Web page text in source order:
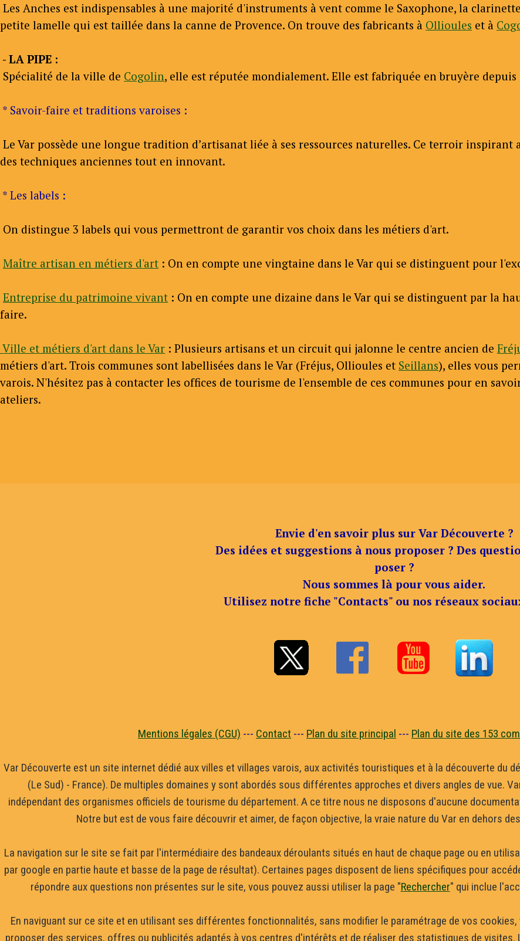
Les Anches est indispensables à une majorité d'instruments à vent comme le Saxophone, la
petite lamelle qui est taillée dans la canne de Provence. On trouve des fabricants à Ollioules et à
- LA PIPE :
Spécialité de la ville de Cogolin, elle est réputée mondialement. Elle est fabriquée en bruyère depuis
* Savoir-faire et traditions varoises :
Le Var possède une longue tradition d’artisanat liée à ses ressources naturelles. Ce terroir
des techniques anciennes tout en innovant.
* Les labels :
On distingue 3 labels qui vous permettront de garantir vos choix dans les métiers d'art.
Maître artisan en métiers d'art : On en compte une vingtaine dans le Var qui se distinguent pour
Entreprise du patrimoine vivant : On en compte une dizaine dans le Var qui se distinguent par la
faire.
Ville et métiers d'art dans le Var : Plusieurs artisans et un circuit qui jalonne le centre ancien de
métiers d'art. Trois communes sont labellisées dans le Var (Fréjus, Ollioules et Seillans), elles vous
varois. N'hésitez pas à contacter les offices de tourisme de l'ensemble de ces communes pour en
ateliers.
Envie d'en savoir plus sur Var Découverte ?
Des idées et suggestions à nous proposer ? Des
poser ?
Nous sommes là pour vous aider.
Utilisez notre fiche "Contacts" ou nos réseaux
 
Mentions légales (CGU) --- Contact --- Plan du site principal --- Plan du site des 153
Var Découverte est un site internet dédié aux villes et villages varois, aux activités touristiques et à la découverte du
(Le Sud) - France). De multiples domaines y sont abordés sous différentes approches et divers angles de vue.
indépendant des organismes officiels de tourisme du département. A ce titre nous ne disposons d'aucune
Notre but est de vous faire découvrir et aimer, de façon objective, la vraie nature du Var en dehors
La navigation sur le site se fait par l'intermédiaire des bandeaux déroulants situés en haut de chaque page ou en
par google en partie haute et basse de la page de résultat). Certaines pages disposent de liens spécifiques pour
répondre aux questions non présentes sur le site, vous pouvez aussi utiliser la page "Rechercher" qui inclue
En naviguant sur ce site et en utilisant ses différentes fonctionnalités, sans modifier le paramétrage de vos
proposer des services, offres ou publicités adaptés à vos centres d'intérêts et de réaliser des statistiques de